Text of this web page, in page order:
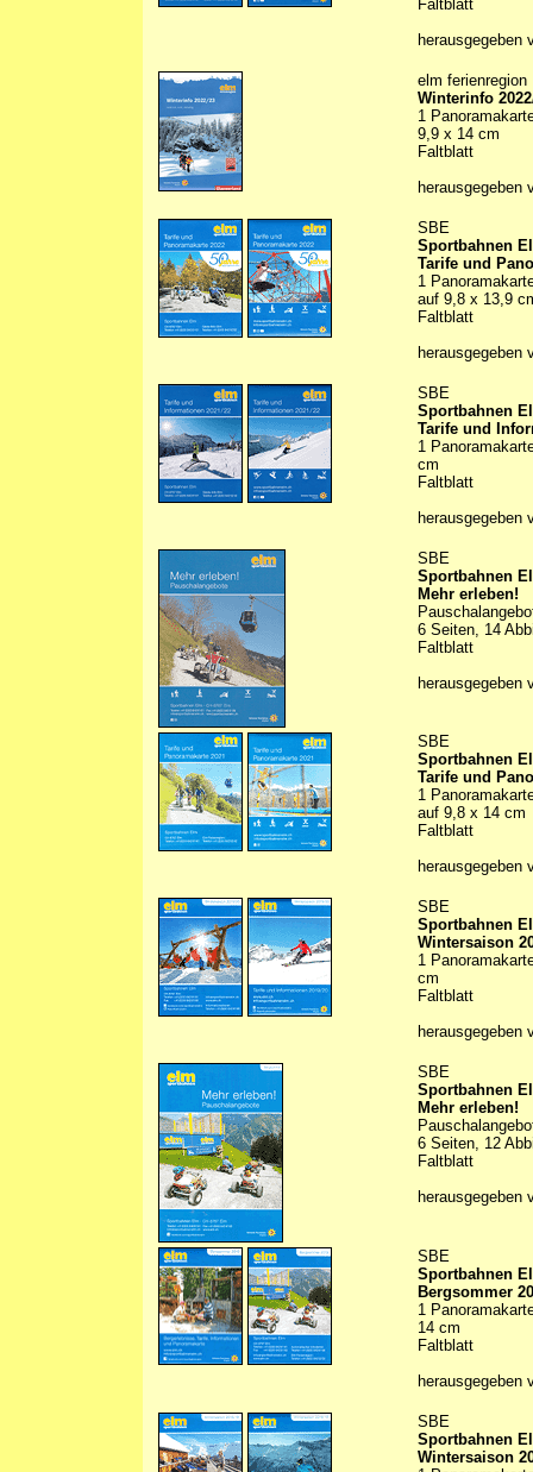
Faltblatt
herausgegeben
elm ferienregion
Winterinfo
1
9,9 x 14 cm
Faltblatt
herausgegeben
SBE
Sportbahnen
Tarife und
1
auf 9,8 x 13,9
Faltblatt
herausgegeben
SBE
Sportbahnen
Tarife und
1
cm
Faltblatt
herausgegeben
SBE
Sportbahnen
Mehr erleben!
6 Seiten, 14
Faltblatt
herausgegeben
SBE
Sportbahnen
Tarife und
1
auf 9,8 x 14 cm
Faltblatt
herausgegeben
SBE
Sportbahnen
Wintersaison
1
cm
Faltblatt
herausgegeben
SBE
Sportbahnen
Mehr erleben!
6 Seiten, 12
Faltblatt
herausgegeben
SBE
Sportbahnen
Bergsommer
1
14 cm
Faltblatt
herausgegeben
SBE
Sportbahnen
Wintersaison